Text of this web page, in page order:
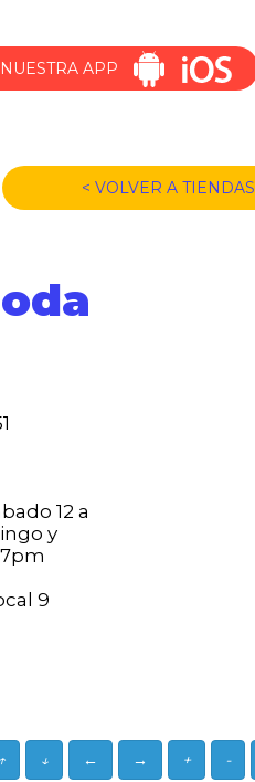
APP
< VOLVER A TIENDAS
12 a
y
7pm
9
-
+
→
←
↓
↑